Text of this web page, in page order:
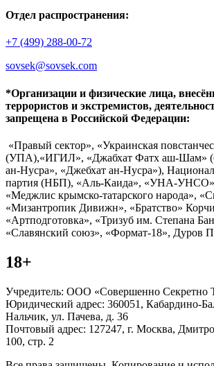
Отдел распространения:
+7 (499) 288-00-72
sovsek@sovsek.com
*Организации и физические лица,
террористов и экстремистов,
запрещена в Российской Федерации:
«Правый сектор», «Украинская
(УПА),«ИГИЛ», «Джабхат Фатх аш-Шам»
ан-Нусра», «Джебхат ан-Нусра»),
партия (НБП), «Аль-Каида», «УНА-
«Меджлис крымско-татарского народа»,
«Мизантропик Дивижн», «Братство»
«Артподготовка», «Тризуб им. Степана
«Славянский союз», «Формат-18», Дуров
18+
Учредитель: ООО «Совершенно Секретно
Юридический адрес: 360051, Кабардино-
Нальчик, ул. Пачева, д. 36
Почтовый адрес: 127247, г. Москва,
100, стр. 2